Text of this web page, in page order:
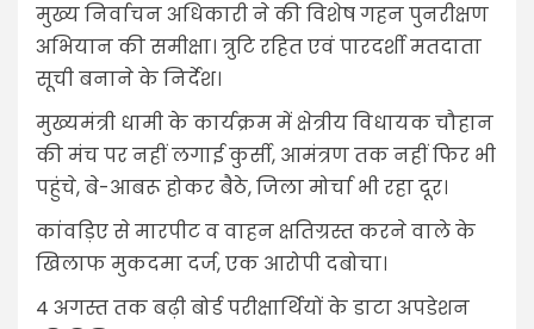
मुख्य निर्वाचन अधिकारी ने की विशेष गहन पुनरीक्षण
अभियान की समीक्षा। त्रुटि रहित एवं पारदर्शी मतदाता
सूची बनाने के निर्देश।
मुख्यमंत्री धामी के कार्यक्रम में क्षेत्रीय विधायक चौहान
की मंच पर नहीं लगाई कुर्सी, आमंत्रण तक नहीं फिर भी
पहुंचे, बे-आबरू होकर बैठे, जिला मोर्चा भी रहा दूर।
कांवड़िए से मारपीट व वाहन क्षतिग्रस्त करने वाले के
खिलाफ मुकदमा दर्ज, एक आरोपी दबोचा।
4 अगस्त तक बढ़ी बोर्ड परीक्षार्थियों के डाटा अपडेशन